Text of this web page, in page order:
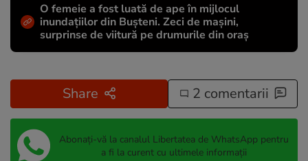
O femeie a fost luată de ape în mijlocul
inundațiilor din Bușteni. Zeci de mașini,
surprinse de viitură pe drumurile din oraș
Share 2 comentarii
Abonați-vă la canalul Libertatea de WhatsApp pentru
a fi la curent cu ultimele informații